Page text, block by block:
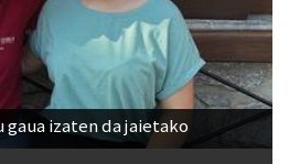
izaten da jaietako